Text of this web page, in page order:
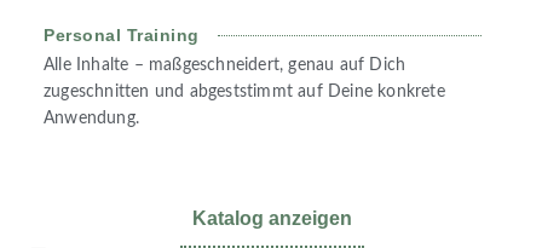
Personal Training
Alle Inhalte – maßgeschneidert, genau auf Dich
zugeschnitten und abgeststimmt auf Deine konkrete
Anwendung.
Katalog anzeigen